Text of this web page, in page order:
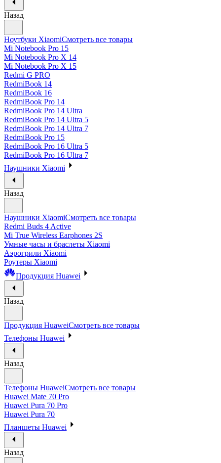
Назад
Ноутбуки XiaomiСмотреть все товары
Mi Notebook Pro 15
Mi Notebook Pro X 14
Mi Notebook Pro X 15
Redmi G PRO
RedmiBook 14
RedmiBook 16
RedmiBook Pro 14
RedmiBook Pro 14 Ultra
RedmiBook Pro 14 Ultra 5
RedmiBook Pro 14 Ultra 7
RedmiBook Pro 15
RedmiBook Pro 16 Ultra 5
RedmiBook Pro 16 Ultra 7
Наушники Xiaomi
Назад
Наушники XiaomiСмотреть все товары
Redmi Buds 4 Active
Mi True Wireless Earphones 2S
Умные часы и браслеты Xiaomi
Аэрогрили Xiaomi
Роутеры Xiaomi
Продукция Huawei
Назад
Продукция HuaweiСмотреть все товары
Телефоны Huawei
Назад
Телефоны HuaweiСмотреть все товары
Huawei Mate 70 Pro
Huawei Pura 70 Pro
Huawei Pura 70
Планшеты Huawei
Назад